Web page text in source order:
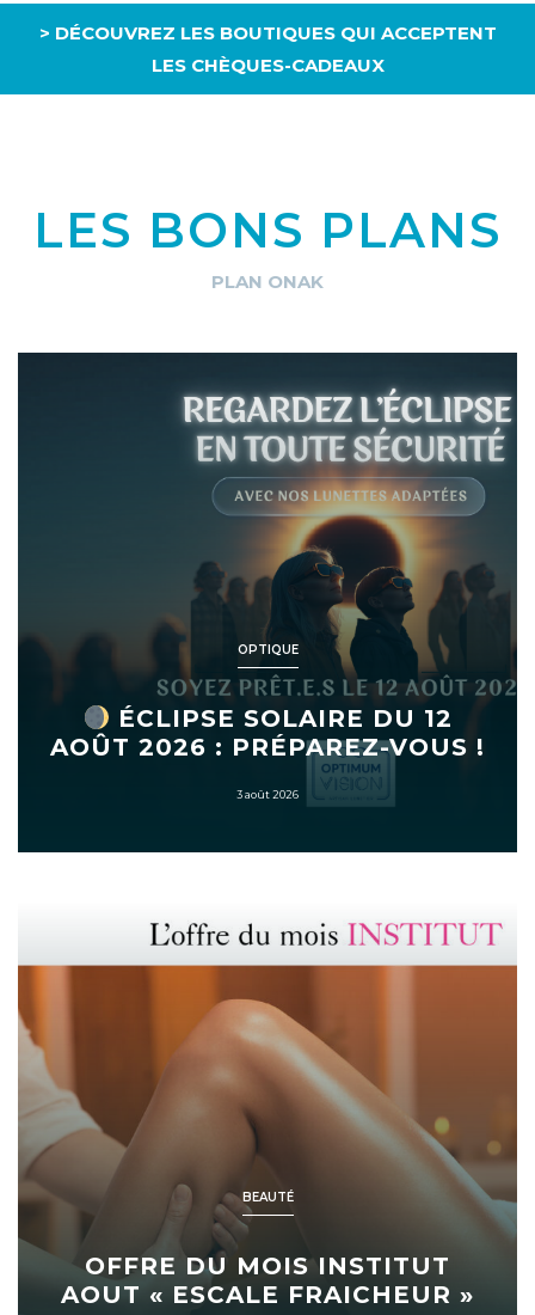
> DÉCOUVREZ LES BOUTIQUES QUI ACCEPTENT
LES CHÈQUES-CADEAUX
LES BONS PLANS
PLAN ONAK
OPTIQUE
ÉCLIPSE SOLAIRE DU 12
AOÛT 2026 : PRÉPAREZ-VOUS !
3 août 2026
BEAUTÉ
OFFRE DU MOIS INSTITUT
AOUT « ESCALE FRAICHEUR »